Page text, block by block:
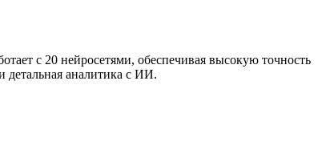
с 20 нейросетями, обеспечивая высокую точность
детальная аналитика с ИИ.